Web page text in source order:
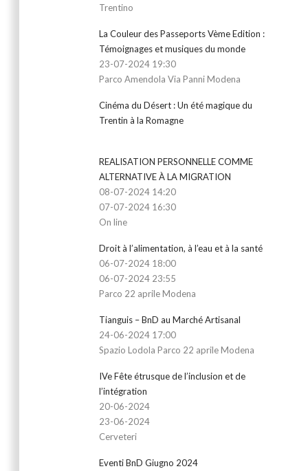
Trentino
La Couleur des Passeports Vème Edition :
Témoignages et musiques du monde
23-07-2024 19:30
Parco Amendola Via Panni Modena
Cinéma du Désert : Un été magique du
Trentin à la Romagne
REALISATION PERSONNELLE COMME
ALTERNATIVE À LA MIGRATION
08-07-2024 14:20
07-07-2024 16:30
On line
Droit à l’alimentation, à l’eau et à la santé
06-07-2024 18:00
06-07-2024 23:55
Parco 22 aprile Modena
Tianguis – BnD au Marché Artisanal
24-06-2024 17:00
Spazio Lodola Parco 22 aprile Modena
IVe Fête étrusque de l’inclusion et de
l’intégration
20-06-2024
23-06-2024
Cerveteri
Eventi BnD Giugno 2024